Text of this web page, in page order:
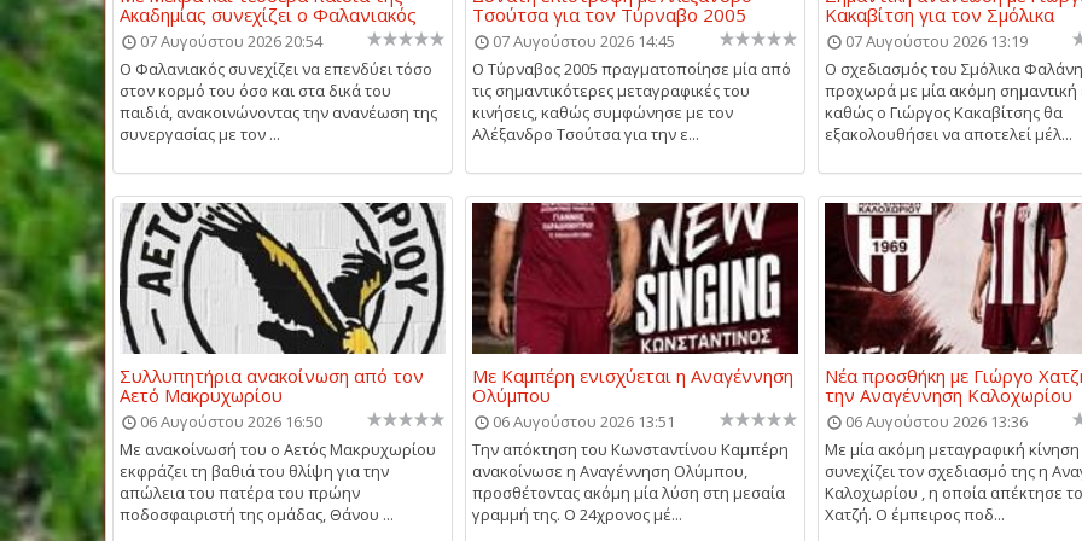
Ακαδημίας συνεχίζει ο Φαλανιακός
07 Αυγούστου 2026 20:54
Ο Φαλανιακός συνεχίζει να επενδύει τόσο
στον κορμό του όσο και στα δικά του
παιδιά, ανακοινώνοντας την ανανέωση της
συνεργασίας με τον ...
Τσούτσα για τον Τύρναβο 2005
07 Αυγούστου 2026 14:45
Ο Τύρναβος 2005 πραγματοποίησε μία από
τις σημαντικότερες μεταγραφικές του
κινήσεις, καθώς συμφώνησε με τον
Αλέξανδρο Τσούτσα για την ε...
Κακαβίτση για τον Σμόλικα
07 Αυγούστου 2026 13:19
Ο σχεδιασμός του Σμόλικα
προχωρά με μία ακόμη σημαντική
καθώς ο Γιώργος Κακαβίτσης θα
εξακολουθήσει να αποτελεί μέλ...
Συλλυπητήρια ανακοίνωση από τον
Αετό Μακρυχωρίου
06 Αυγούστου 2026 16:50
Με ανακοίνωσή του ο Αετός Μακρυχωρίου
εκφράζει τη βαθιά του θλίψη για την
απώλεια του πατέρα του πρώην
ποδοσφαιριστή της ομάδας, Θάνου ...
Με Καμπέρη ενισχύεται η Αναγέννηση
Ολύμπου
06 Αυγούστου 2026 13:51
Την απόκτηση του Κωνσταντίνου Καμπέρη
ανακοίνωσε η Αναγέννηση Ολύμπου,
προσθέτοντας ακόμη μία λύση στη μεσαία
γραμμή της. Ο 24χρονος μέ...
Νέα προσθήκη με Γιώργο
την Αναγέννηση Καλοχωρίου
06 Αυγούστου 2026 13:36
Με μία ακόμη μεταγραφική κίνηση
συνεχίζει τον σχεδιασμό της η
Καλοχωρίου , η οποία απέκτησε
Χατζή. Ο έμπειρος ποδ...